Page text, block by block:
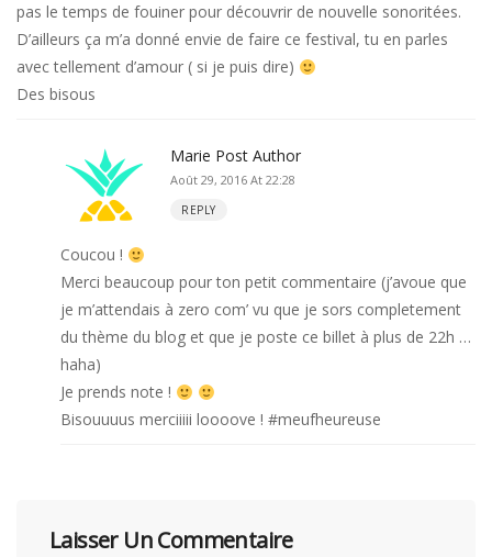
pas le temps de fouiner pour découvrir de nouvelle sonoritées.
D’ailleurs ça m’a donné envie de faire ce festival, tu en parles
avec tellement d’amour ( si je puis dire)
Des bisous
Marie Post Author
Août 29, 2016 At 22:28
REPLY
Coucou !
Merci beaucoup pour ton petit commentaire (j’avoue que
je m’attendais à zero com’ vu que je sors completement
du thème du blog et que je poste ce billet à plus de 22h …
haha)
Je prends note !
Bisouuuus merciiiii loooove ! #meufheureuse
Laisser Un Commentaire